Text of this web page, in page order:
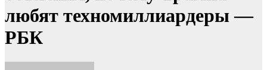
любят техномиллиардеры —
РБК